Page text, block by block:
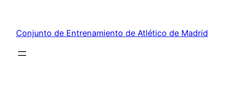
contenido
Conjunto de Entrenamiento de Atlético de Madrid